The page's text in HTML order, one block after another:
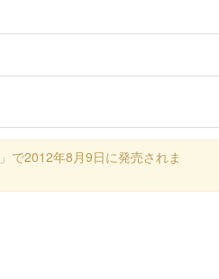
で2012年8月9日に発売されま